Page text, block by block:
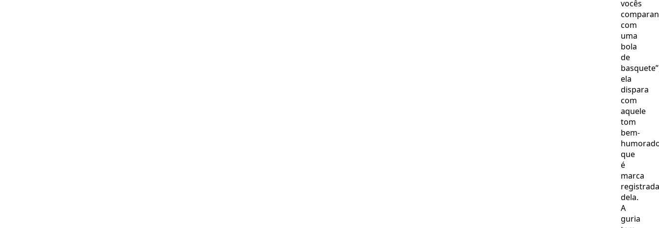
vocês
com
uma
bola
de
ela
dispara
com
aquele
tom
bem-
que
é
marca
registrada
dela.
A
guria